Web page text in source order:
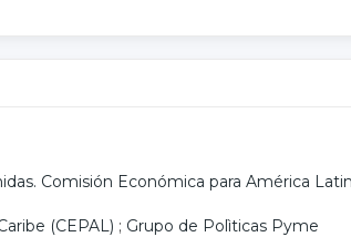
Comisión Económica para América
(CEPAL) ; Grupo de Polìticas Pyme